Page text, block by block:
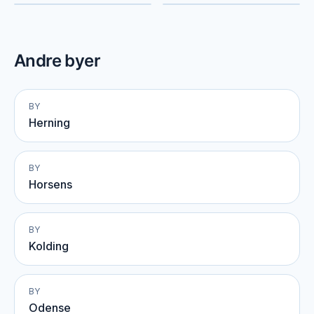
Andre byer
BY
Herning
BY
Horsens
BY
Kolding
BY
Odense